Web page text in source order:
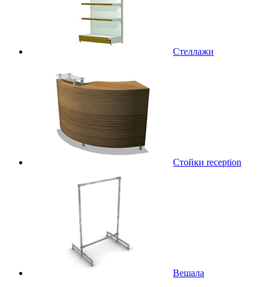
Стеллажи
Стойки reception
Вешала